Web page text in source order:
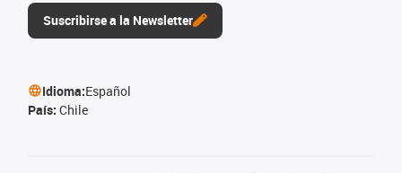
Suscribirse a la Newsletter
Idioma:Español
País: Chile